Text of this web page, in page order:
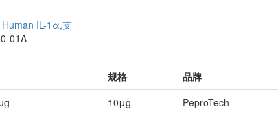
IL-1α,支
01A
规格 品牌
10μg PeproTech